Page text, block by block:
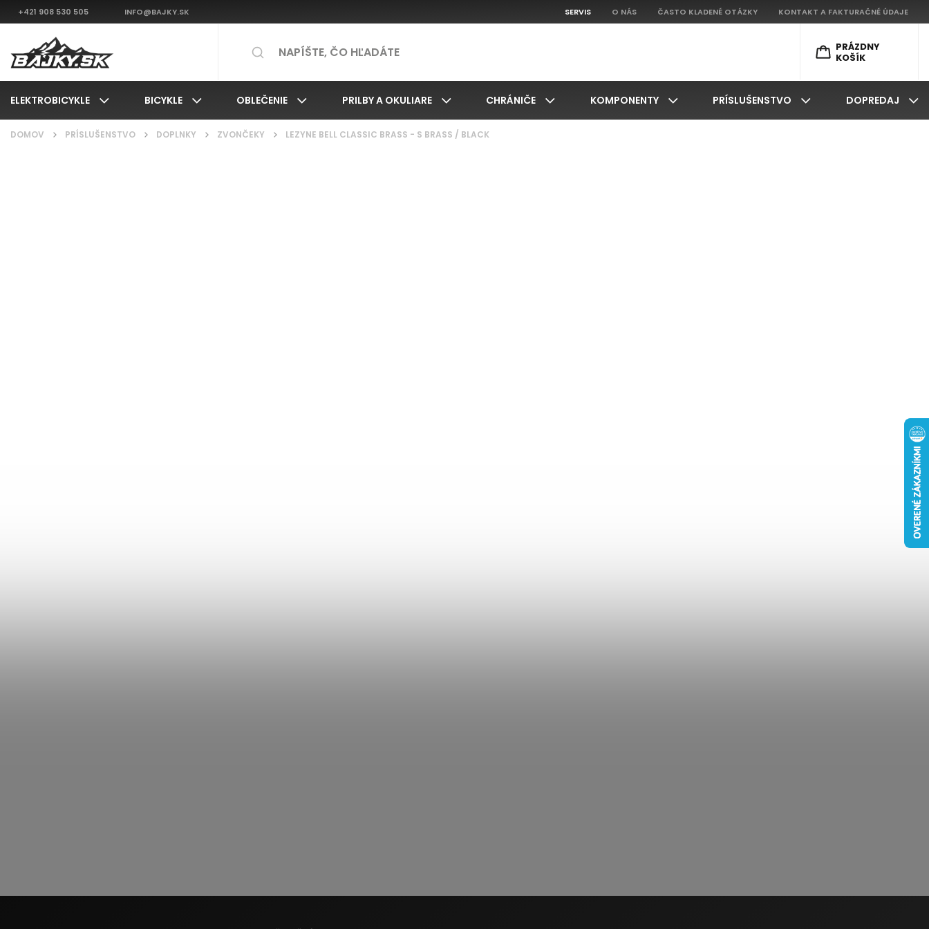
+421 908 530 505 INFO@BAJKY.SK SERVIS O NÁS ČASTO KLADENÉ OTÁZKY KONTAKT A FAKTURAČNÉ ÚDAJE
PRÁZDNY
KOŠÍK
ELEKTROBICYKLE BICYKLE OBLEČENIE PRILBY A OKULIARE CHRÁNIČE KOMPONENTY PRÍSLUŠENSTVO DOPREDAJ
DOMOV / PRÍSLUŠENSTVO / DOPLNKY / ZVONČEKY / LEZYNE BELL CLASSIC BRASS - S BRASS / BLACK